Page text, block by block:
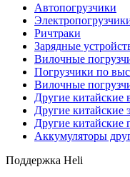
Автопогрузчики
Ричтраки
Зарядные
Вилочные
Погрузчики по
Вилочные
Другие китайские
Другие китайские
Другие китайские
Аккумуляторы
Поддержка Heli